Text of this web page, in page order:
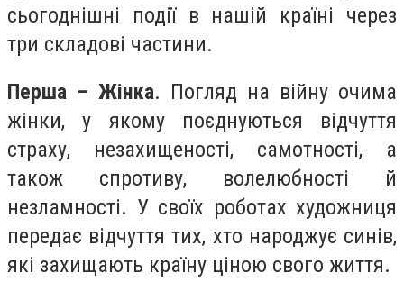
сьогоднішні події в нашій країні через
три складові частини.
Перша – Жінка. Погляд на війну очима
жінки, у якому поєднуються відчуття
страху, незахищеності, самотності, а
також спротиву, волелюбності й
незламності. У своїх роботах художниця
передає відчуття тих, хто народжує синів,
які захищають країну ціною свого життя.